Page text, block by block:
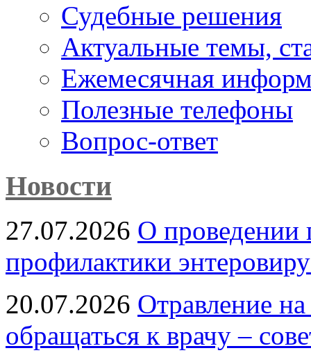
Судебные решения
Актуальные темы,
Ежемесячная
Полезные телефоны
Вопрос-ответ
Новости
27.07.2026 О проведении
профилактики
20.07.2026 Отравление
обращаться к врачу –